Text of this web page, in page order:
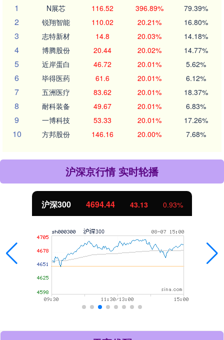
1
N展芯 116.52 396.89% 79.39%
2 锐翔智能 110.02 20.21% 16.80%
3 志特新材 14.8 20.03% 14.18%
4 博腾股份 20.44 20.02% 14.77%
5 近岸蛋白 46.72 20.01% 5.62%
6 毕得医药 61.6 20.01% 6.12%
7 五洲医疗 83.62 20.01% 18.37%
8 耐科装备 49.67 20.01% 6.83%
9 一博科技 53.33 20.01% 17.26%
10 方邦股份 146.16 20.00% 7.68%
沪深京行情 实时轮播
沪深300 4694.44 43.13 0.93%